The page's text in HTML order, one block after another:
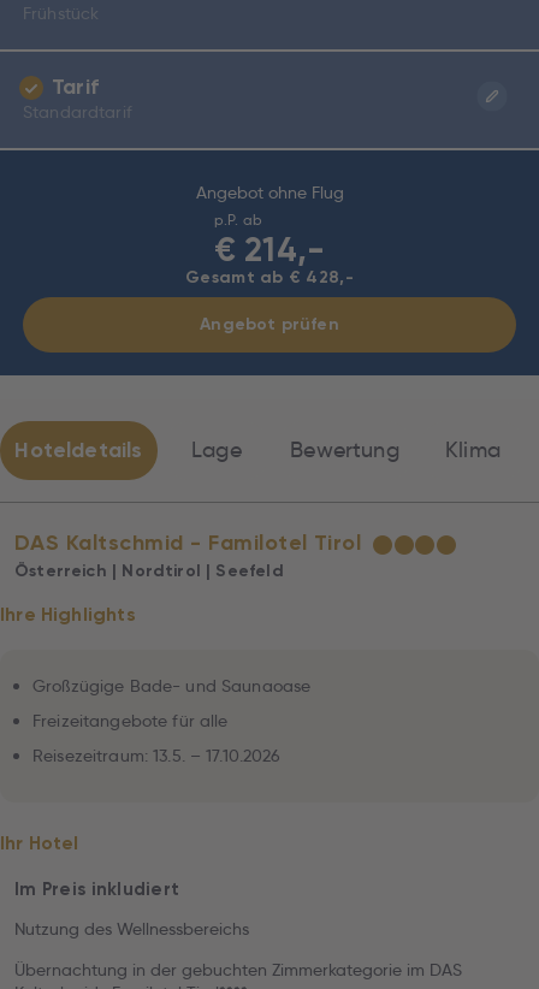
Angebot ohne Flug
p.P. ab
€ 214,-
Gesamt ab € 428,-
Angebot prüfen
Frühstück
Tarif
Standardtarif
Hoteldetails Lage Bewertung Klima
DAS Kaltschmid - Familotel Tirol ★★★★
Österreich | Nordtirol | Seefeld
Ihre Highlights
Großzügige Bade- und Saunaoase
Freizeitangebote für alle
Reisezeitraum: 13.5. – 17.10.2026
Ihr Hotel
Im Preis inkludiert
Nutzung des Wellnessbereichs
Übernachtung in der gebuchten Zimmerkategorie im DAS